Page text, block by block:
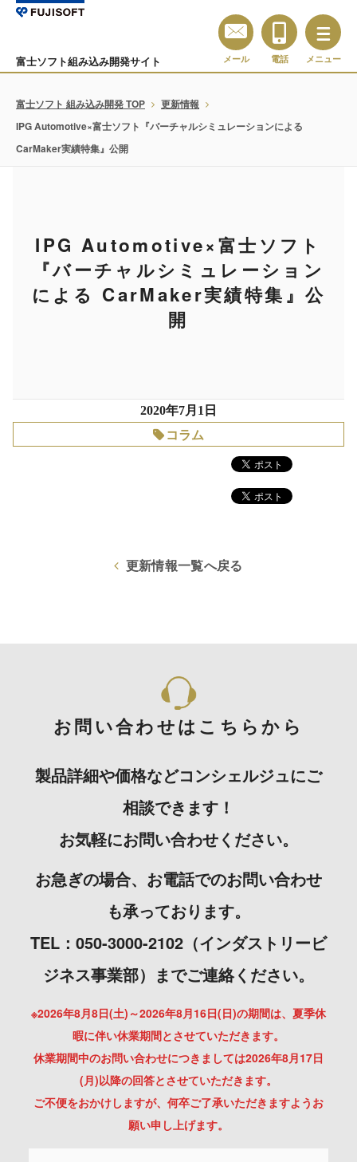
富士ソフト組み込み開発サイト メール 電話 メニュー
富士ソフト 組み込み開発 TOP
更新情報
IPG Automotive×富士ソフト『バーチャルシミュレーションによる
CarMaker実績特集』公開
IPG Automotive×富士ソフト
『バーチャルシミュレーション
による CarMaker実績特集』公
開
2020年7月1日
コラム
更新情報一覧へ戻る
お問い合わせはこちらから
製品詳細や価格などコンシェルジュにご
相談できます！
お気軽にお問い合わせください。
お急ぎの場合、お電話でのお問い合わせ
も承っております。
TEL：050-3000-2102（インダストリービ
ジネス事業部）までご連絡ください。
※2026年8月8日(土)～2026年8月16日(日)の期間は、夏季休
暇に伴い休業期間とさせていただきます。
休業期間中のお問い合わせにつきましては2026年8月17日
(月)以降の回答とさせていただきます。
ご不便をおかけしますが、何卒ご了承いただきますようお
願い申し上げます。